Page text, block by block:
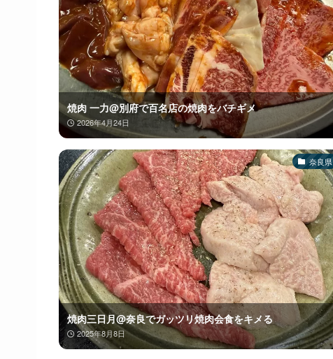
焼肉 一力@別府で百名店の焼肉をバチギメ
2026年4月24日
奈良県
焼肉三日月@奈良でガッツリ焼肉会食をキメる
2025年8月8日